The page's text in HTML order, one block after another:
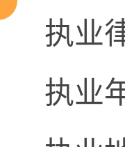
执业
执业